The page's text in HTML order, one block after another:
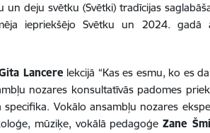
un deju svētku (Svētki) tradīcijas
iepriekšējo Svētku un 2024. gadā
Lancerelekcijā “Kas es esmu, ko es
nozares konsultatīvās padomes
Vokālo ansambļu nozares
mūziķe, vokālā pedagoģeZane